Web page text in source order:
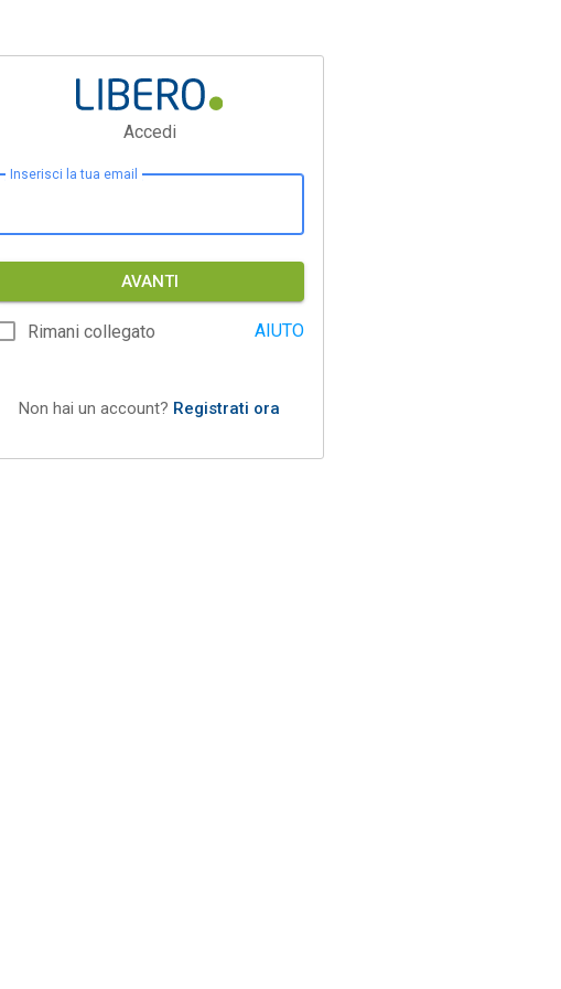
Accedi
Inserisci la tua email
AVANTI
Rimani collegato AIUTO
Non hai un account? Registrati ora